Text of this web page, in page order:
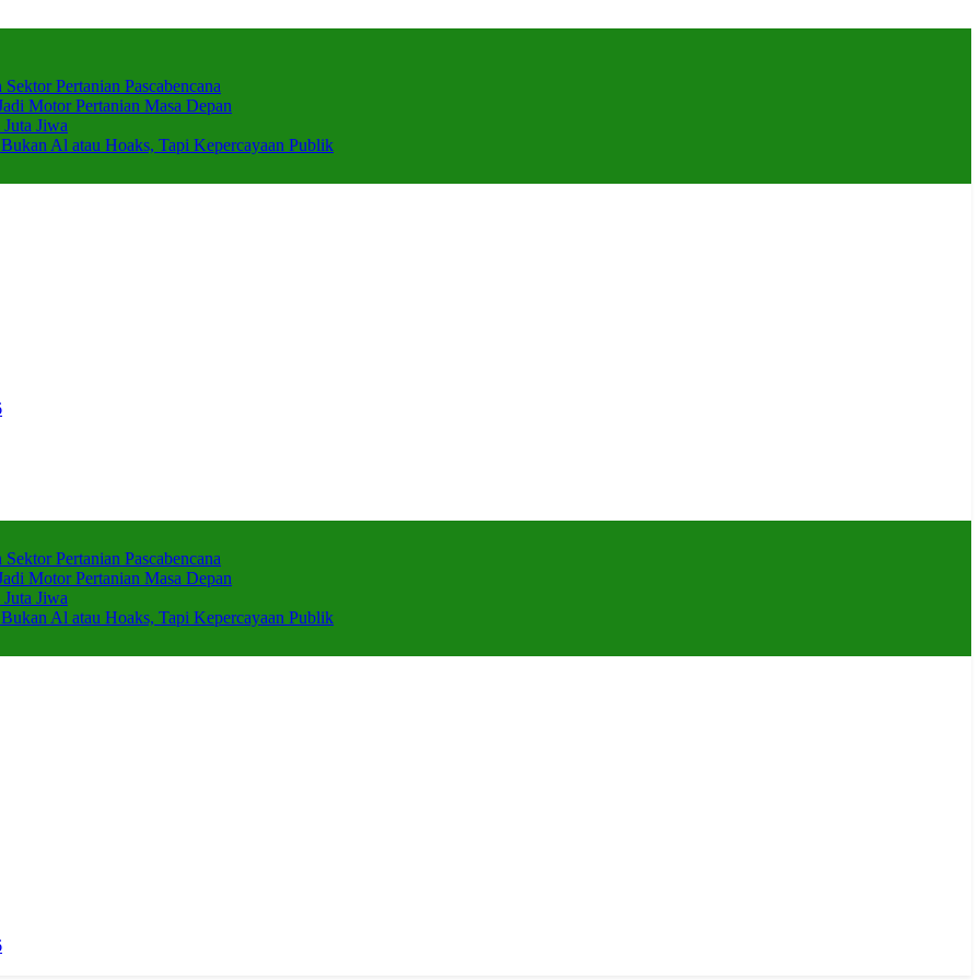
Pertanian Pascabencana
Motor Pertanian Masa Depan
Jiwa
Al atau Hoaks, Tapi Kepercayaan Publik
Pertanian Pascabencana
Motor Pertanian Masa Depan
Jiwa
Al atau Hoaks, Tapi Kepercayaan Publik